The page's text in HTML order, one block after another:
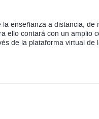
enseñanza a distancia, de
ello contará con un amplio
de la plataforma virtual de